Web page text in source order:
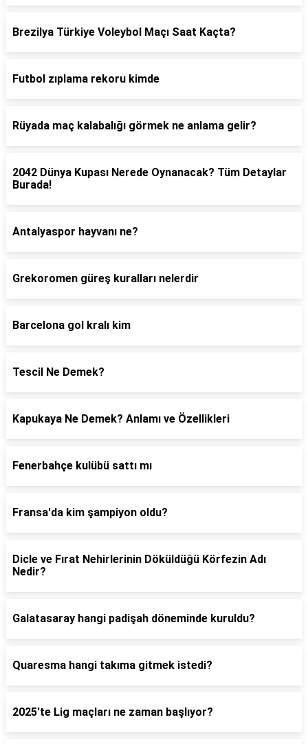
Brezilya Türkiye Voleybol Maçı Saat Kaçta?
Futbol zıplama rekoru kimde
Rüyada maç kalabalığı görmek ne anlama gelir?
2042 Dünya Kupası Nerede Oynanacak? Tüm Detaylar
Burada!
Antalyaspor hayvanı ne?
Grekoromen güreş kuralları nelerdir
Barcelona gol kralı kim
Tescil Ne Demek?
Kapukaya Ne Demek? Anlamı ve Özellikleri
Fenerbahçe kulübü sattı mı
Fransa'da kim şampiyon oldu?
Dicle ve Fırat Nehirlerinin Döküldüğü Körfezin Adı
Nedir?
Galatasaray hangi padişah döneminde kuruldu?
Quaresma hangi takıma gitmek istedi?
2025'te Lig maçları ne zaman başlıyor?